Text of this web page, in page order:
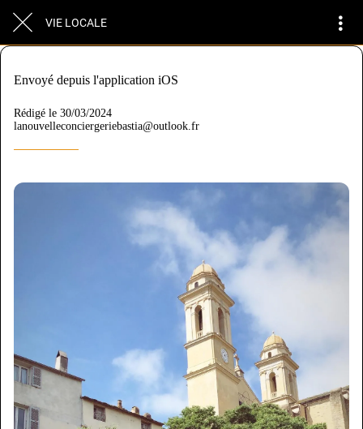
VIE LOCALE
Envoyé depuis l'application iOS
Rédigé le 30/03/2024
lanouvelleconciergeriebastia@outlook.fr